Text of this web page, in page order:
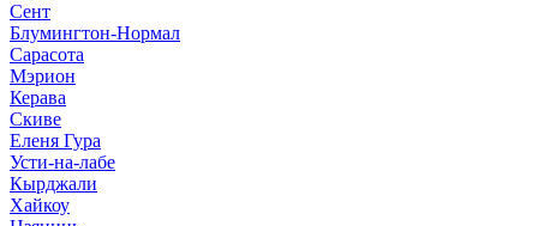
Сент
Блумингтон-Нормал
Сарасота
Мэрион
Керава
Скиве
Еленя Гура
Усти-на-лабе
Кырджали
Хайкоу